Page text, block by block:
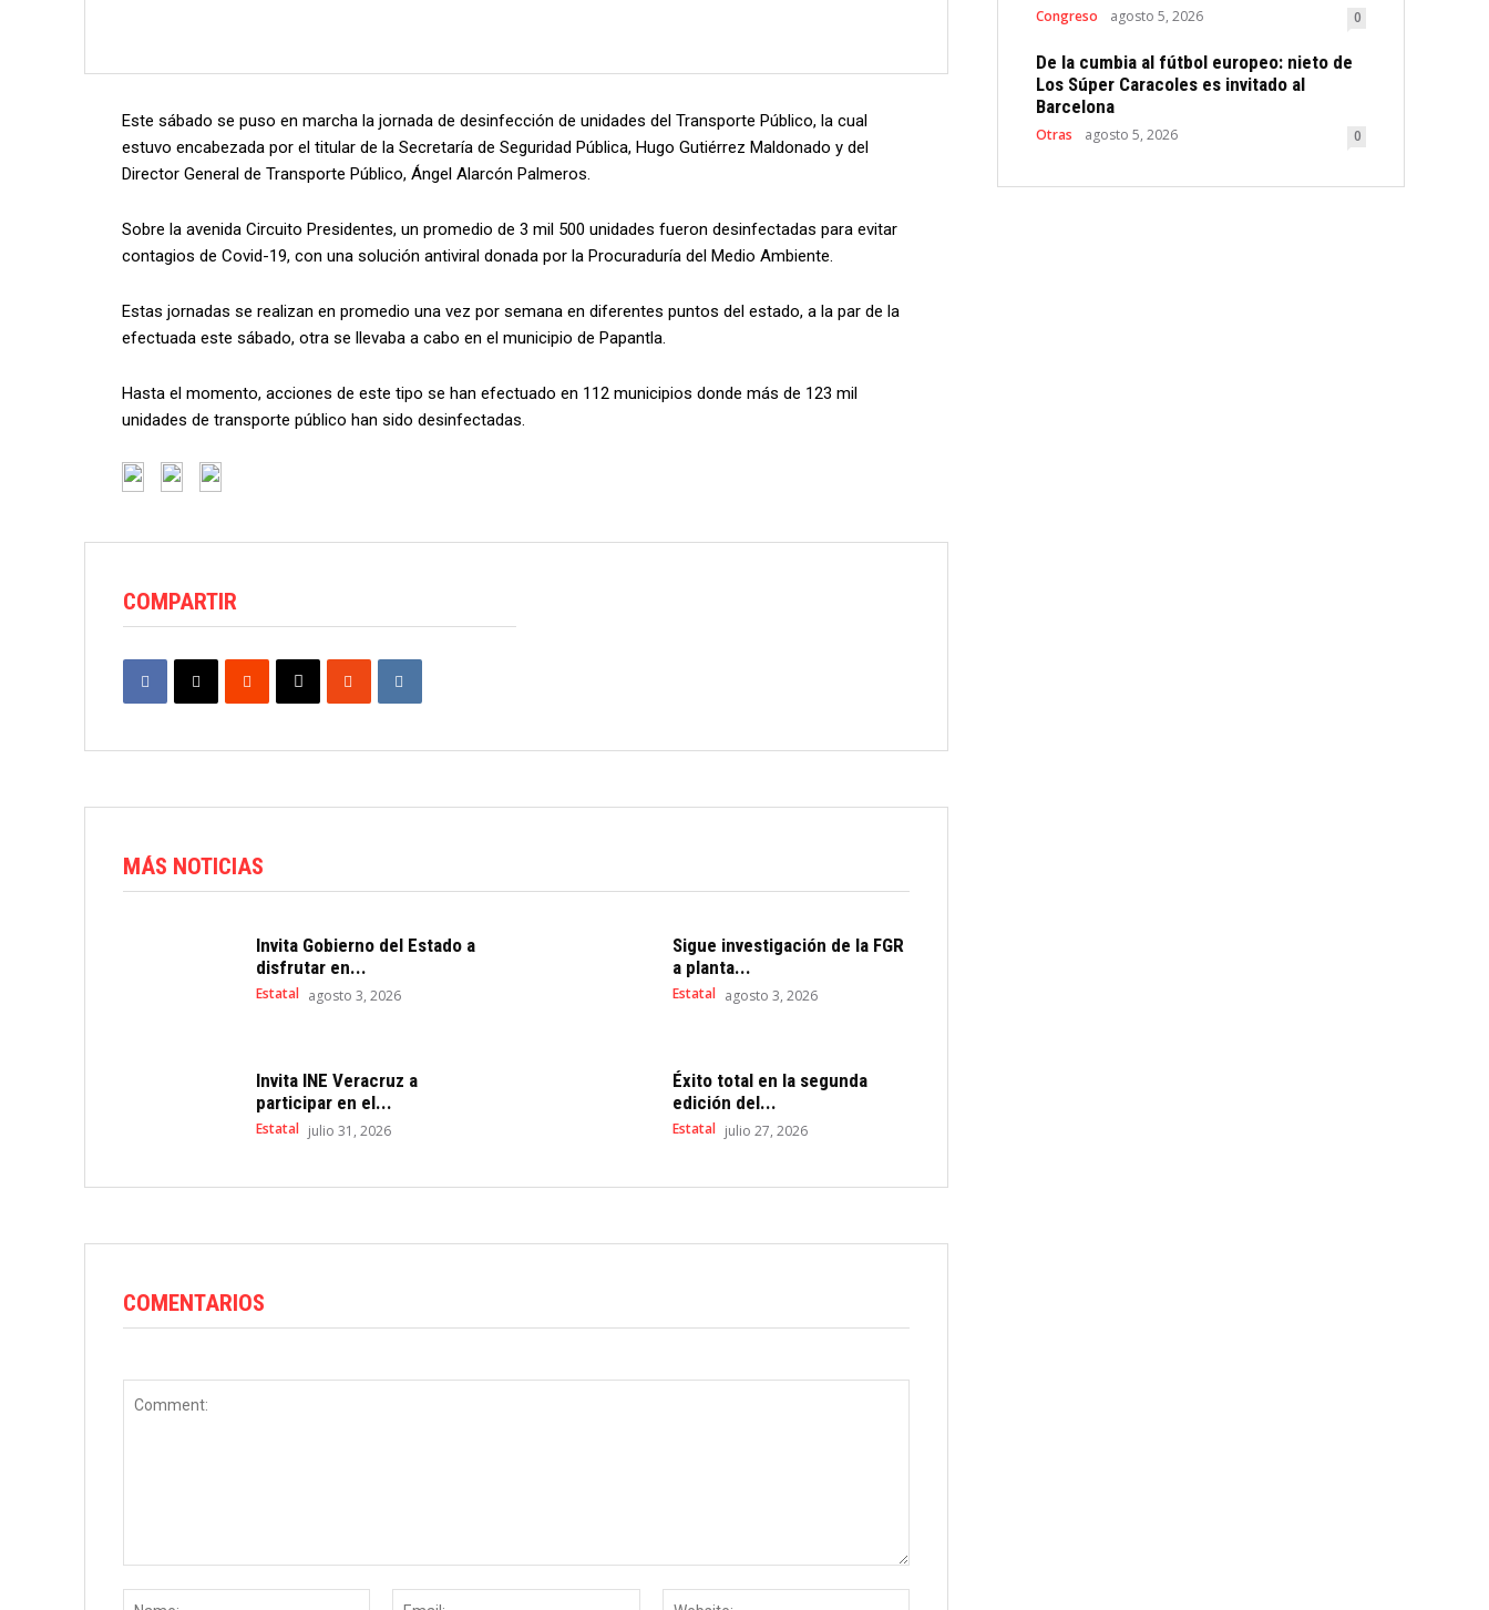
Este sábado se puso en marcha la jornada de desinfección de unidades del Transporte Público, la cual
estuvo encabezada por el titular de la Secretaría de Seguridad Pública, Hugo Gutiérrez Maldonado y del
Director General de Transporte Público, Ángel Alarcón Palmeros.
Sobre la avenida Circuito Presidentes, un promedio de 3 mil 500 unidades fueron desinfectadas para evitar
contagios de Covid-19, con una solución antiviral donada por la Procuraduría del Medio Ambiente.
Estas jornadas se realizan en promedio una vez por semana en diferentes puntos del estado, a la par de la
efectuada este sábado, otra se llevaba a cabo en el municipio de Papantla.
Hasta el momento, acciones de este tipo se han efectuado en 112 municipios donde más de 123 mil
unidades de transporte público han sido desinfectadas.
COMPARTIR
MÁS NOTICIAS
Invita Gobierno del Estado a
disfrutar en...
Estatal agosto 3, 2026
Sigue investigación de la FGR
a planta...
Estatal agosto 3, 2026
Invita INE Veracruz a
participar en el...
Estatal julio 31, 2026
Éxito total en la segunda
edición del...
Estatal julio 27, 2026
COMENTARIOS
Congreso agosto 5, 2026 0
De la cumbia al fútbol europeo: nieto de
Los Súper Caracoles es invitado al
Barcelona
Otras agosto 5, 2026 0